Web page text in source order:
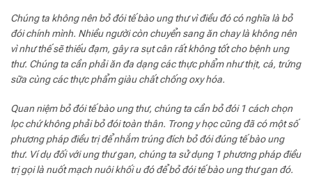
Chúng ta không nên bỏ đói tế bào ung thư vì điều đó có nghĩa là bỏ
đói chính mình. Nhiều người còn chuyển sang ăn chay là không nên
vì như thế sẽ thiếu đạm, gây ra sụt cân rất không tốt cho bệnh ung
thư. Chúng ta cần phải ăn đa dạng các thực phẩm như thịt, cá, trứng
sữa cùng các thực phẩm giàu chất chống oxy hóa.
Quan niệm bỏ đói tế bào ung thư, chúng ta cần bỏ đói 1 cách chọn
lọc chứ không phải bỏ đói toàn thân. Trong y học cũng đã có một số
phương pháp điều trị để nhắm trúng đích bỏ đói đúng tế bào ung
thư. Ví dụ đối với ung thư gan, chúng ta sử dụng 1 phương pháp điều
trị gọi là nuốt mạch nuôi khối u đó để bỏ đói tế bào ung thư gan đó.